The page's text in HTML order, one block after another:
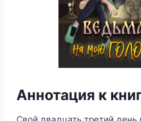
Аннотация к